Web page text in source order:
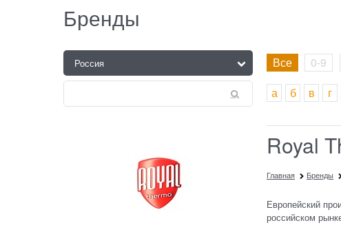
Бренды
Все 0-9
а
б в г
Royal
Главная Бренды
Европейский
российском